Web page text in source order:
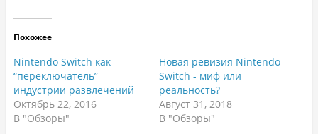
Похожее
Nintendo Switch как
“переключатель”
индустрии развлечений
Октябрь 22, 2016
В "Обзоры"
Новая ревизия Nintendo
Switch - миф или
реальность?
Август 31, 2018
В "Обзоры"